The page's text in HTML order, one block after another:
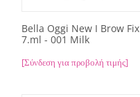
Bella Oggi New I Brow Fix
7.ml - 001 Milk
[Σύνδεση για προβολή τιμής]